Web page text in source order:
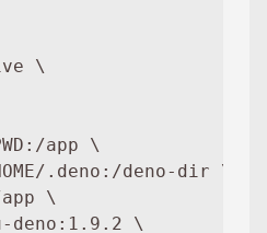
\
app \
.deno:/deno-dir \
\
deno:1.9.2 \